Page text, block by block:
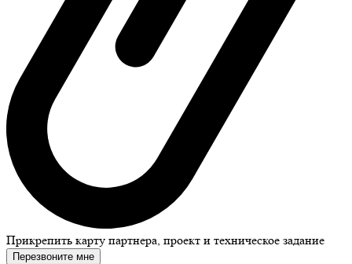
Прикрепить карту партнера, проект и техническое задание
Перезвоните мне